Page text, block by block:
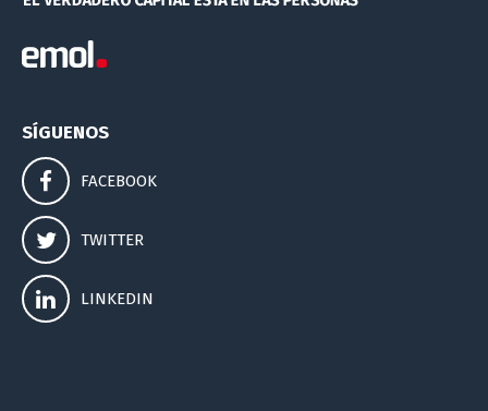
SÍGUENOS
FACEBOOK
TWITTER
LINKEDIN